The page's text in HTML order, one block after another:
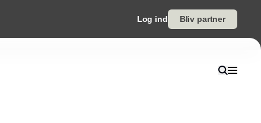
Log ind Bliv partner